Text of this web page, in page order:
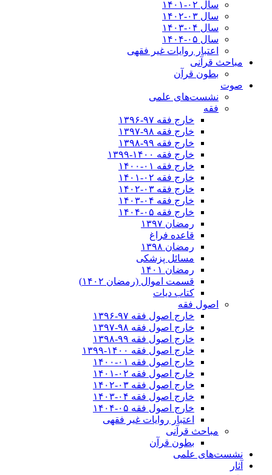
سال ۰۲-۱۴۰۱
سال ۰۳-۱۴۰۲
سال ۰۴-۱۴۰۳
سال ۰۵-۱۴۰۴
اعتبار روایات غیر فقهی
مباحث قرآنی
بطون قرآن
صوت
نشست‌های علمی
فقه
خارج فقه ۹۷-۱۳۹۶
خارج فقه ۹۸-۱۳۹۷
خارج فقه ۹۹-۱۳۹۸
خارج فقه ۱۴۰۰-۱۳۹۹
خارج فقه ۰۱-۱۴۰۰
خارج فقه ۰۲-۱۴۰۱
خارج فقه ۰۳-۱۴۰۲
خارج فقه ۰۴-۱۴۰۳
خارج فقه ۰۵-۱۴۰۴
رمضان ۱۳۹۷
قاعده فراغ
رمضان ۱۳۹۸
مسائل پزشکی
رمضان ۱۴۰۱
قسمت اموال (رمضان ۱۴۰۲)
کتاب دیات
اصول فقه
خارج اصول فقه ۹۷-۱۳۹۶
خارج اصول فقه ۹۸-۱۳۹۷
خارج اصول فقه ۹۹-۱۳۹۸
خارج اصول فقه ۱۴۰۰-۱۳۹۹
خارج اصول فقه ۰۱-۱۴۰۰
خارج اصول فقه ۰۲-۱۴۰۱
خارج اصول فقه ۰۳-۱۴۰۲
خارج اصول فقه ۰۴-۱۴۰۳
خارج اصول فقه ۰۵-۱۴۰۴
اعتبار روایات غیر فقهی
مباحث قرآنی
بطون قرآن
نشست‌های علمی
آثار